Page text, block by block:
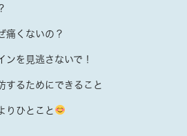
痛くないの？
ンを見逃さないで！
するためにできること
りひとこと